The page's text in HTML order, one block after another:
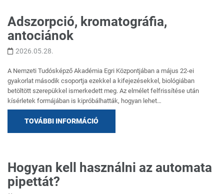
Adszorpció, kromatográfia,
antociánok
2026.05.28.
A Nemzeti Tudósképző Akadémia Egri Központjában a május 22-ei
gyakorlat második csoportja ezekkel a kifejezésekkel, biológiában
betöltött szerepükkel ismerkedett meg. Az elmélet felfrissítése után
kísérletek formájában is kipróbálhatták, hogyan lehet…
TOVÁBBI INFORMÁCIÓ
Hogyan kell használni az automata
pipettát?